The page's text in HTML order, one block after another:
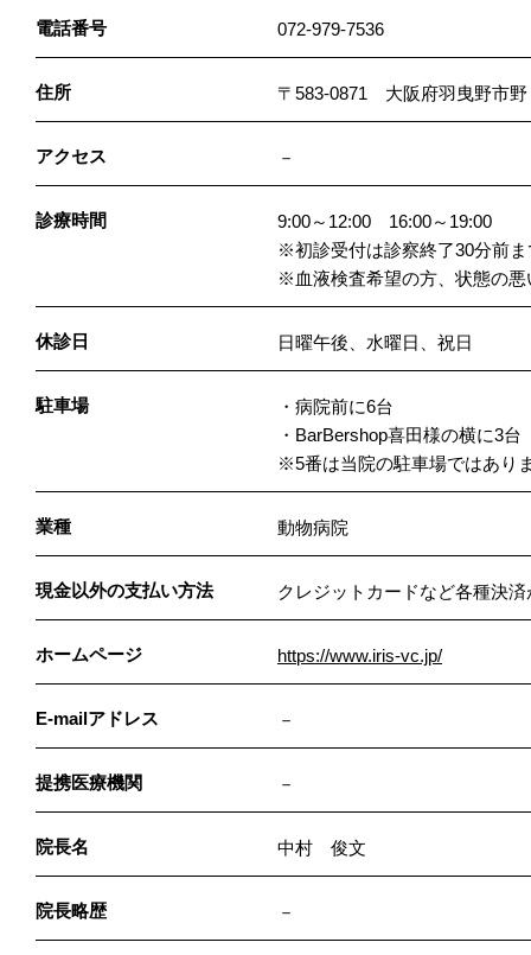
電話番号 072-979-7536
住所 〒583-0871 大阪府羽曳野市
アクセス －
診療時間
9:00～12:00 16:00～19:00
※初診受付は診察終了30分前
※血液検査希望の方、状態の
休診日 日曜午後、水曜日、祝日
駐車場
・病院前に6台
・BarBershop喜田様の横に3台
※5番は当院の駐車場ではあり
業種 動物病院
現金以外の支払い方法 クレジットカードなど各種決
ホームページ https://www.iris-vc.jp/
E-mailアドレス －
提携医療機関 －
院長名 中村 俊文
院長略歴 －